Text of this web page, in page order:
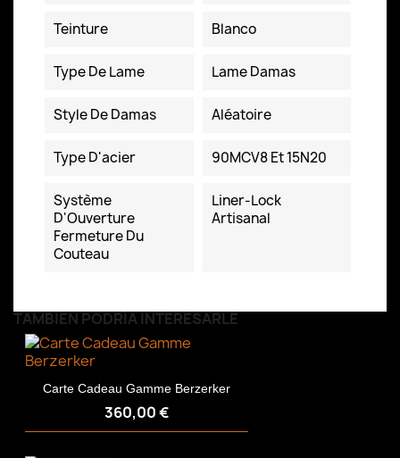
Teinture Blanco
Type De Lame Lame Damas
Style De Damas Aléatoire
Type D'acier 90MCV8 Et 15N20
Système
D'Ouverture
Fermeture Du
Couteau
Liner-Lock
Artisanal
TAMBIÉN PODRÍA INTERESARLE
Carte Cadeau Gamme Berzerker
360,00 €